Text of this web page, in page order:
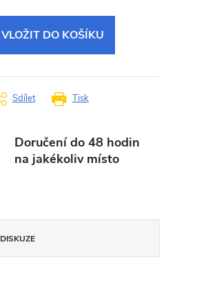
VLOŽIT DO KOŠÍKU
Tisk
Sdílet
Doručení do 48 hodin
na jakékoliv místo
DISKUZE